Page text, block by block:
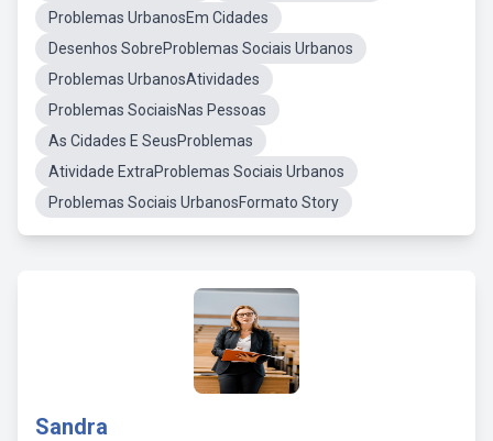
Problemas UrbanosEm Cidades
Desenhos SobreProblemas Sociais Urbanos
Problemas UrbanosAtividades
Problemas SociaisNas Pessoas
As Cidades E SeusProblemas
Atividade ExtraProblemas Sociais Urbanos
Problemas Sociais UrbanosFormato Story
Sandra